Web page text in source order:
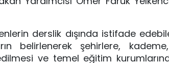
derslik dışında istifade
belirlenerek şehirlere,
ve temel eğitim